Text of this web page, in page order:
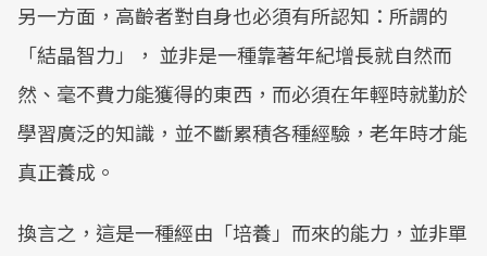
另一方面，高齡者對自身也必須有所認知：所謂的
「結晶智力」， 並非是一種靠著年紀增長就自然而
然、毫不費力能獲得的東西，而必須在年輕時就勤於
學習廣泛的知識，並不斷累積各種經驗，老年時才能
真正養成。
換言之，這是一種經由「培養」而來的能力，並非單